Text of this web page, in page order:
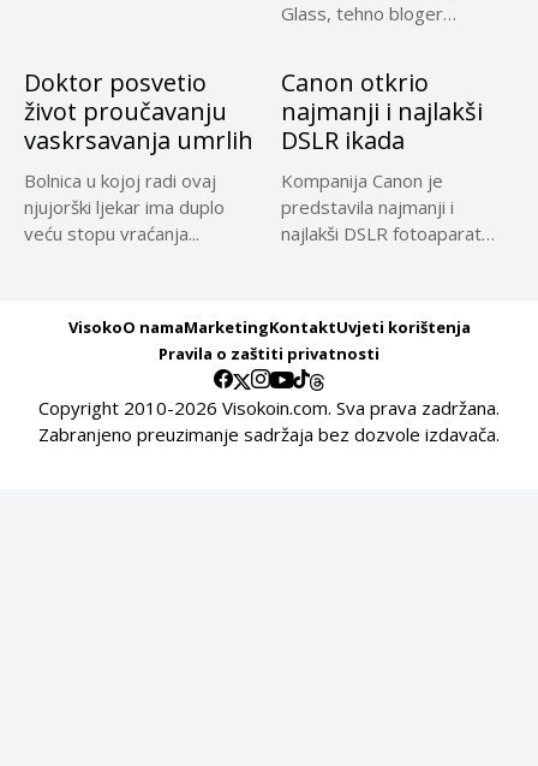
Glass, tehno bloger
Doktor posvetio
život proučavanju
vaskrsavanja umrlih
Bolnica u kojoj radi ovaj
njujorški ljekar ima duplo
veću stopu vraćanja...
Canon otkrio
najmanji i najlakši
DSLR ikada
Kompanija Canon je
predstavila najmanji i
najlakši DSLR fotoaparat
VisokoO namaMarketingKontaktUvjeti korištenja
Pravila o zaštiti privatnosti
Copyright 2010-2026 Visokoin.com. Sva prava zadržana.
Zabranjeno preuzimanje sadržaja bez dozvole izdavača.